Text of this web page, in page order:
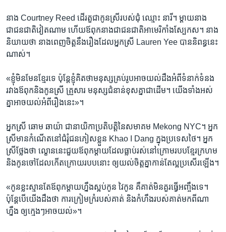
នាង Courtney Reed ដើរ​តួ​ជា​កូន​ស្រី​របស់​ជុំ ឈ្មោះ នារី។ ម្តាយ​នាង​
ជាជន​ជាតិ​វៀតណាម ហើយ​ឪពុក​នាង​ជា​ជន​ជាតិ​អាមេរិកាំង​ស្បែក​ស។ នាង
និយាយ​ថា​ នាង​ពេញ​ចិត្ត​នឹង​រឿង​ដែល​អ្នក​ស្រី Lauren Yee បាន​និពន្ធ​នេះ​
ណាស់។
«ខ្ញុំ​មិន​មែន​ខ្មែរ​ទេ ប៉ុន្តែ​ខ្ញុំ​គិត​ថា​មនុស្ស​គ្រប់​រូប​អាចយល់​ដឹង​អំពី​ទំនាក់​ទំនង​
រវាង​ឪពុក​និង​កូន​ស្រី គ្រួសារ មនុស្ស​ជំនាន់​ខុស​គ្នា​ជា​ដើម។ យើង​ទាំង​អស់​
គ្នា​អាច​យល់​អំពី​រឿង​នេះ‍»។
អ្នក​ស្រី ឆោម ឆាយ៉ា ​ជា​នាយិកា​ប្រតិបត្តិ​នៃសមាគម​ Mekong NYC។ អ្នក​
ស្រីមាន​កំណើត​នៅជំរុំ​ជន​ភៀស​ខ្លួន Khao I Dang ក្នុង​ប្រទេស​ថៃ។ អ្នក​
ស្រីថ្លែង​ថា ល្ខោន​នេះ​ជួយ​ឪពុក​ម្តាយ​ដែល​ធ្លាប់​រស់​នៅ​ក្រោម​របប​ខ្មែរ​ក្រហម ​
និង​កូន​ចៅ​ដែល​កើត​ក្រោយ​របប​នោះ​ ឲ្យយល់​ចិត្ត​គ្នា​កាន់​តែល្អ​ប្រសើរ​ឡើង។
«កូន​ខ្លះ​ស្មាន​តែ​ឪពុក​ម្តាយ​ហ្នឹង​ស្អប់​កូន វៃ​កូន គឺ​គាត់​មិនគួរ​ធ្វើ​អញ្ចឹង​ទេ។
ប៉ុន្តែ​បើ​យើង​ដឹង​ថា​ ការ​ក្រៀម​ក្រំ​របស់​គាត់ និង​កំហឹង​របស់គាត់​មក​ពី​ណា​
ហ្នឹង ឲ្យ​ក្មេង​ៗ​អាច​យល់‍»។